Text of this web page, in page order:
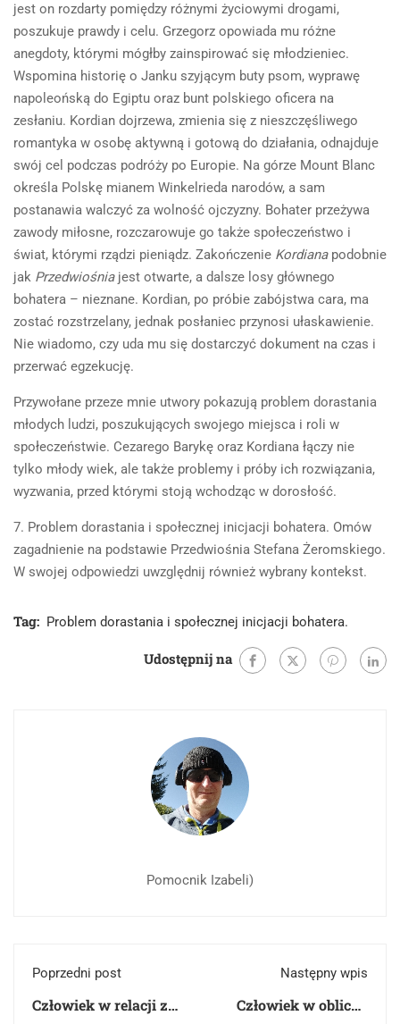
jest on rozdarty pomiędzy różnymi życiowymi drogami,
poszukuje prawdy i celu. Grzegorz opowiada mu różne
anegdoty, którymi mógłby zainspirować się młodzieniec.
Wspomina historię o Janku szyjącym buty psom, wyprawę
napoleońską do Egiptu oraz bunt polskiego oficera na
zesłaniu. Kordian dojrzewa, zmienia się z nieszczęśliwego
romantyka w osobę aktywną i gotową do działania, odnajduje
swój cel podczas podróży po Europie. Na górze Mount Blanc
określa Polskę mianem Winkelrieda narodów, a sam
postanawia walczyć za wolność ojczyzny. Bohater przeżywa
zawody miłosne, rozczarowuje go także społeczeństwo i
świat, którymi rządzi pieniądz. Zakończenie Kordiana podobnie
jak Przedwiośniajest otwarte, a dalsze losy głównego
bohatera – nieznane. Kordian, po próbie zabójstwa cara, ma
zostać rozstrzelany, jednak posłaniec przynosi ułaskawienie.
Nie wiadomo, czy uda mu się dostarczyć dokument na czas i
przerwać egzekucję.
Przywołane przeze mnie utwory pokazują problem dorastania
młodych ludzi, poszukujących swojego miejsca i roli w
społeczeństwie. Cezarego Barykę oraz Kordiana łączy nie
tylko młody wiek, ale także problemy i próby ich rozwiązania,
wyzwania, przed którymi stoją wchodząc w dorosłość.
7. Problem dorastania i społecznej inicjacji bohatera. Omów
zagadnienie na podstawie Przedwiośnia Stefana Żeromskiego.
W swojej odpowiedzi uwzględnij również wybrany kontekst.
Tag: Problem dorastania i społecznej inicjacji bohatera.
Udostępnij na
Pomocnik Izabeli)
Poprzedni post
Człowiek w relacji z
Następny wpis
Człowiek w obliczu